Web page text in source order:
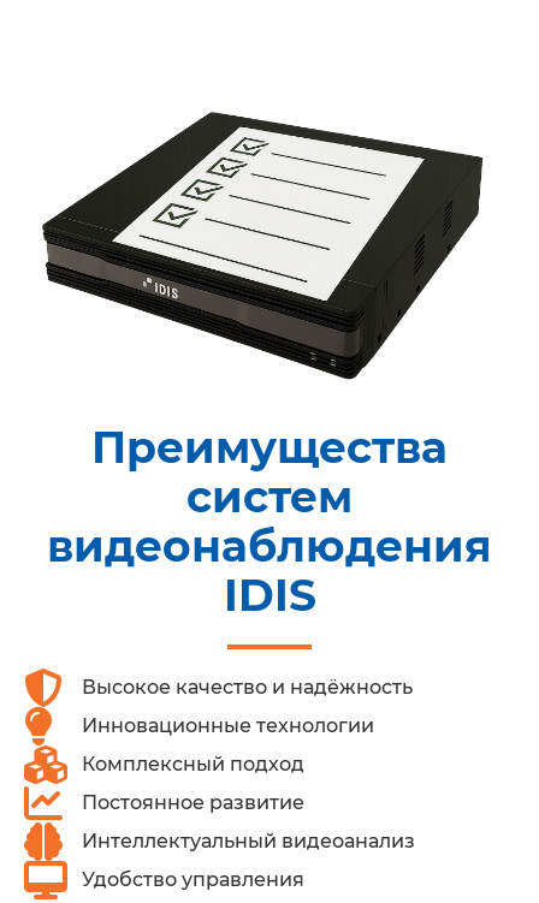
Преимущества
систем
видеонаблюдения
IDIS
Высокое качество и надёжность
Инновационные технологии
Комплексный подход
Постоянное развитие
Интеллектуальный видеоанализ
Удобство управления